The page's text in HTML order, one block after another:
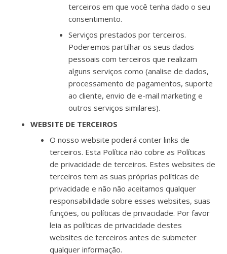
terceiros em que você tenha dado o seu
consentimento.
Serviços prestados por terceiros.
Poderemos partilhar os seus dados
pessoais com terceiros que realizam
alguns serviços como (analise de dados,
processamento de pagamentos, suporte
ao cliente, envio de e-mail marketing e
outros serviços similares).
WEBSITE DE TERCEIROS
O nosso website poderá conter links de
terceiros. Esta Política não cobre as Políticas
de privacidade de terceiros. Estes websites de
terceiros tem as suas próprias políticas de
privacidade e não não aceitamos qualquer
responsabilidade sobre esses websites, suas
funções, ou políticas de privacidade. Por favor
leia as políticas de privacidade destes
websites de terceiros antes de submeter
qualquer informação.